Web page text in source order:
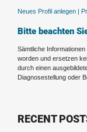
Neues Profil anlegen |
Bitte beachten
Sämtliche
worden und ersetzen
durch einen
Diagnosestellung oder
RECENT